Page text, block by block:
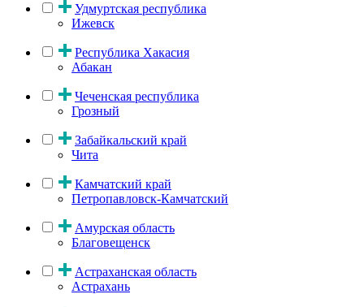
Удмуртская республика
Ижевск
Республика Хакасия
Абакан
Чеченская республика
Грозный
Забайкальский край
Чита
Камчатский край
Петропавловск-Камчатский
Амурская область
Благовещенск
Астраханская область
Астрахань